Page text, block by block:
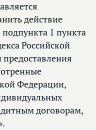
действие
1 пункта
Российской
Федерации,
договорам,